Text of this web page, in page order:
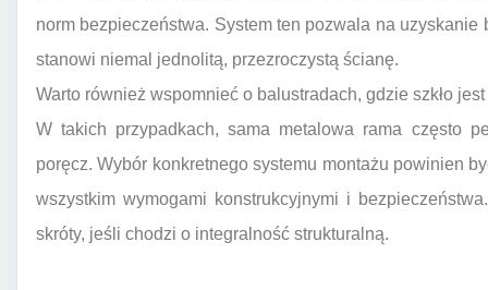
norm bezpieczeństwa. System ten pozwala na uzyskanie
stanowi niemal jednolitą, przezroczystą ścianę.
Warto również wspomnieć o balustradach, gdzie szkło
W takich przypadkach, sama metalowa rama często
poręcz. Wybór konkretnego systemu montażu powinien
wszystkim wymogami konstrukcyjnymi i
skróty, jeśli chodzi o integralność strukturalną.